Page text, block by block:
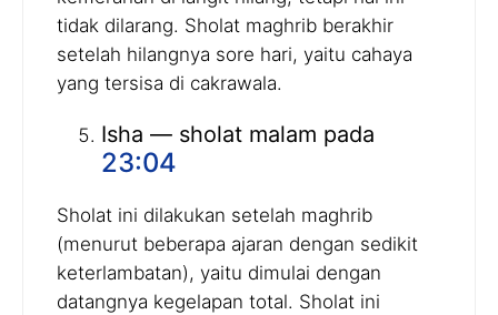
tidak dilarang. Sholat maghrib berakhir
setelah hilangnya sore hari, yaitu cahaya
yang tersisa di cakrawala.
Isha — sholat malam pada
23:04
Sholat ini dilakukan setelah maghrib
(menurut beberapa ajaran dengan sedikit
keterlambatan), yaitu dimulai dengan
datangnya kegelapan total. Sholat ini